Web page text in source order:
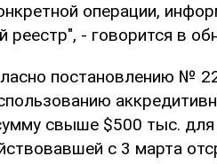
операции,
реестр", - говорится в
постановлению №
свыше $500 тыс. для
с 3 марта